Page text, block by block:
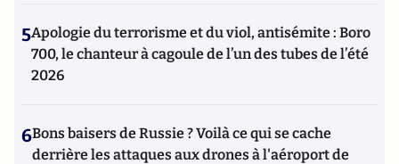
5Apologie du terrorisme et du viol, antisémite : Boro
700, le chanteur à cagoule de l’un des tubes de l’été
2026
6Bons baisers de Russie ? Voilà ce qui se cache
derrière les attaques aux drones à l'aéroport de